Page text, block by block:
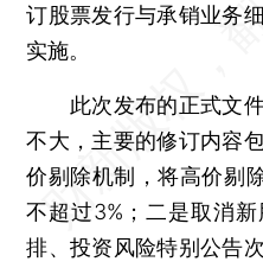
订股票发行与承销业务
实施。
此次发布的正式文件
不大，主要的修订内容
价剔除机制，将高价剔
不超过3%；二是取消
排、投资风险特别公告